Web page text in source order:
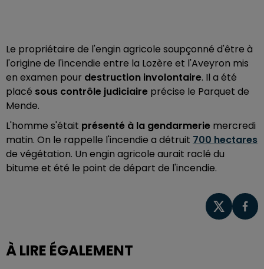
Le propriétaire de l'engin agricole soupçonné d'être à
l'origine de l'incendie entre la Lozère et l'Aveyron mis
en examen pour destruction involontaire. Il a été
placé sous contrôle judiciaire précise le Parquet de
Mende.
L'homme s'était présenté à la gendarmerie mercredi
matin. On le rappelle l'incendie a détruit 700 hectares
de végétation. Un engin agricole aurait raclé du
bitume et été le point de départ de l'incendie.
À LIRE ÉGALEMENT